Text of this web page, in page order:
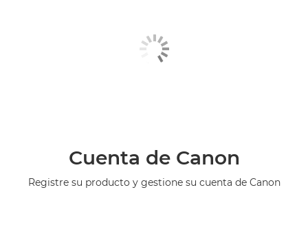
Cuenta de Canon
Registre su producto y gestione su cuenta de Canon